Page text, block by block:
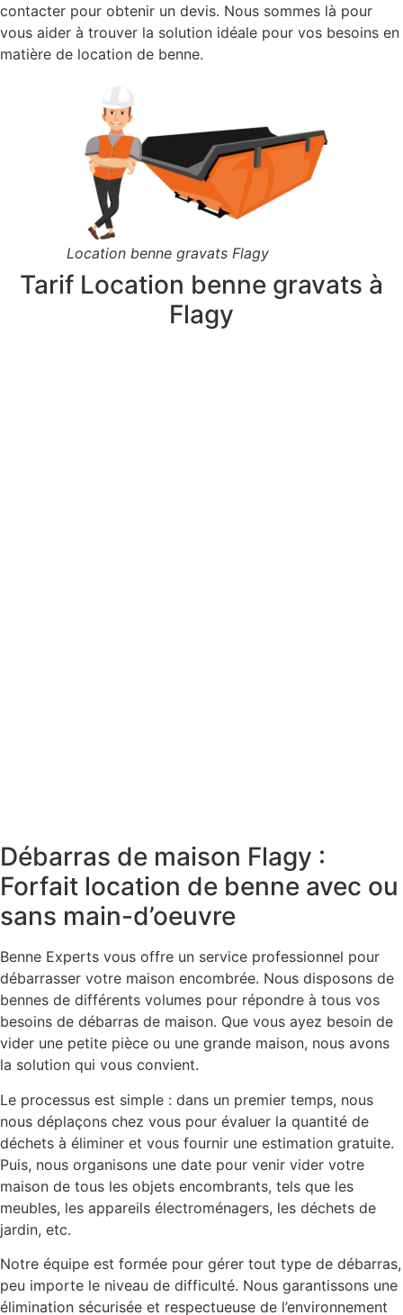
contacter pour obtenir un devis. Nous sommes là pour
vous aider à trouver la solution idéale pour vos besoins en
matière de location de benne.
Location benne gravats Flagy
Tarif Location benne gravats à
Flagy
Débarras de maison Flagy :
Forfait location de benne avec ou
sans main-d’oeuvre
Benne Experts vous offre un service professionnel pour
débarrasser votre maison encombrée. Nous disposons de
bennes de différents volumes pour répondre à tous vos
besoins de débarras de maison. Que vous ayez besoin de
vider une petite pièce ou une grande maison, nous avons
la solution qui vous convient.
Le processus est simple : dans un premier temps, nous
nous déplaçons chez vous pour évaluer la quantité de
déchets à éliminer et vous fournir une estimation gratuite.
Puis, nous organisons une date pour venir vider votre
maison de tous les objets encombrants, tels que les
meubles, les appareils électroménagers, les déchets de
jardin, etc.
Notre équipe est formée pour gérer tout type de débarras,
peu importe le niveau de difficulté. Nous garantissons une
élimination sécurisée et respectueuse de l’environnement